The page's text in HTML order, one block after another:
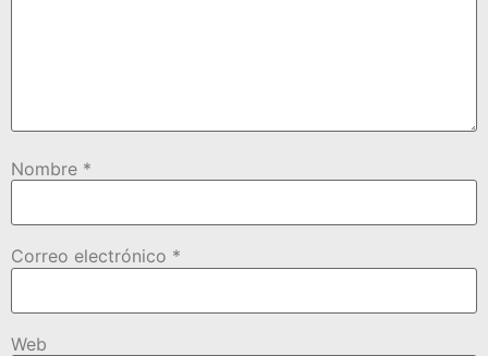
Nombre *
Correo electrónico *
Web